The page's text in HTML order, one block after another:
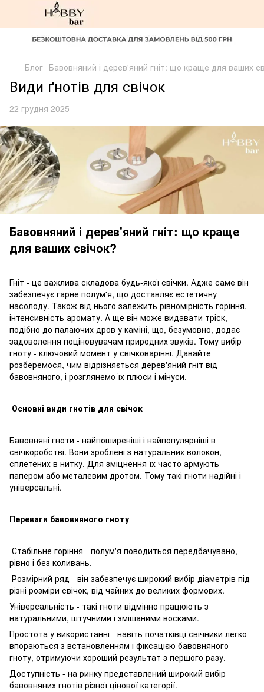
Блог Бавовняний і дерев'яний гніт: що краще для ваших
Види ґнотів для свічок
22 грудня 2025
Бавовняний і дерев'яний гніт: що краще
для ваших свічок?
Гніт - це важлива складова будь-якої свічки. Адже саме він
забезпечує гарне полум'я, що доставляє естетичну
насолоду. Також від нього залежить рівномірність горіння,
інтенсивність аромату. А ще він може видавати тріск,
подібно до палаючих дров у каміні, що, безумовно, додає
задоволення поціновувачам природних звуків. Тому вибір
гноту - ключовий момент у свічковарінні. Давайте
розберемося, чим відрізняється дерев'яний гніт від
бавовняного, і розглянемо їх плюси і мінуси.
Основні види гнотів для свічок
Бавовняні гноти - найпоширеніші і найпопулярніші в
свічкоробстві. Вони зроблені з натуральних волокон,
сплетених в нитку. Для зміцнення їх часто армують
папером або металевим дротом. Тому такі гноти надійні і
універсальні.
Переваги бавовняного гноту
Стабільне горіння - полум'я поводиться передбачувано,
рівно і без коливань.
Розмірний ряд - він забезпечує широкий вибір діаметрів під
різні розміри свічок, від чайних до великих формових.
Універсальність - такі гноти відмінно працюють з
натуральними, штучними і змішаними восками.
Простота у використанні - навіть початківці свічники легко
впораються з встановленням і фіксацією бавовняного
гноту, отримуючи хороший результат з першого разу.
Доступність - на ринку представлений широкий вибір
бавовняних гнотів різної цінової категорії.